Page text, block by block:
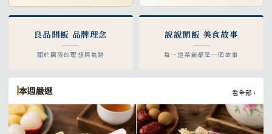
良品開飯 品牌理念
關於團隊的理想與軌跡
說說開飯 美食故事
每一道菜餚都是一個故事
本週嚴選 看全部 ›